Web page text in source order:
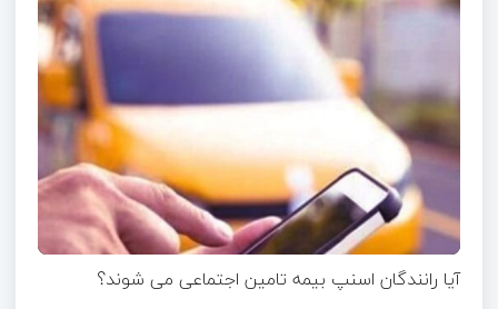
آیا رانندگان اسنپ بیمه تامین اجتماعی می شوند؟